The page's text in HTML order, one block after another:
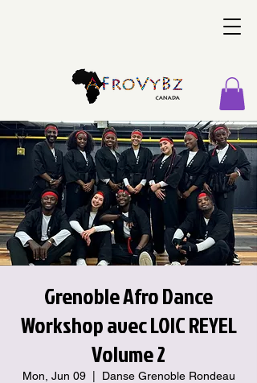
Grenoble Afro Dance
Workshop avec LOIC REYEL
Volume 2
Mon, Jun 09
  |
Danse Grenoble Rondeau